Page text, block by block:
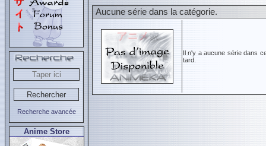
Recherche avancée
Anime Store
Aucune série dans la catégorie.
Il n'y a aucune série dans
tard.